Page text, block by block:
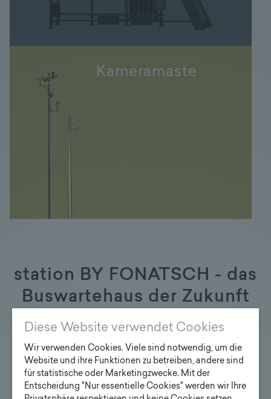
Kameramaste
station BY FONATSCH - das
Buswartehaus der Zukunft
Energie, Stadtplanung, Verwaltung und
Kommunikation werden in Smart Cities und Smart
Streets künftig miteinander vernetzt. Es braucht daher
Diese Website verwendet Cookies
Wir verwenden Cookies. Viele sind notwendig, um die
Website und ihre Funktionen zu betreiben, andere sind
für statistische oder Marketingzwecke. Mit der
Entscheidung "Nur essentielle Cookies" werden wir Ihre